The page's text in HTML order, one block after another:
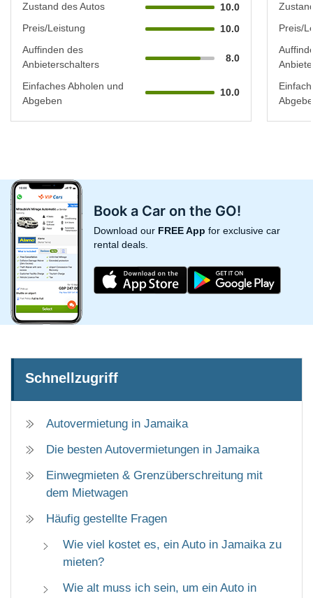
Zustand des Autos
10.0
Preis/Leistung
10.0
Auffinden des
Anbieterschalters
8.0
Einfaches Abholen und
Abgeben
10.0
Preis/
Book a Car on the GO!
Download our FREE App for exclusive car
rental deals.
Schnellzugriff
Autovermietung in Jamaika
Die besten Autovermietungen in Jamaika
Einwegmieten & Grenzüberschreitung mit
dem Mietwagen
Häufig gestellte Fragen
Wie viel kostet es, ein Auto in Jamaika zu
mieten?
Wie alt muss ich sein, um ein Auto in